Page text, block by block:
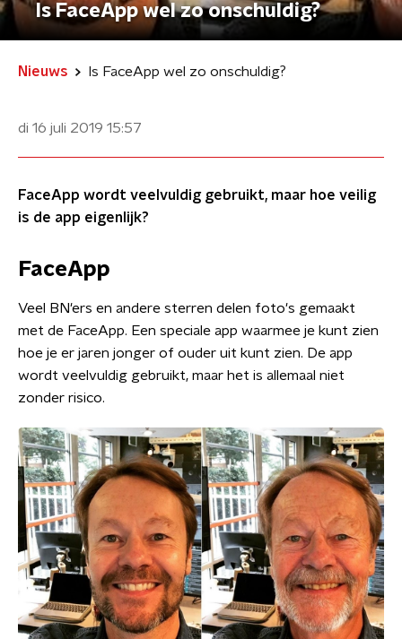
Is FaceApp wel zo onschuldig?
Nieuws Is FaceApp wel zo onschuldig?
di 16 juli 2019 15:57
FaceApp wordt veelvuldig gebruikt, maar hoe veilig
is de app eigenlijk?
FaceApp
Veel BN'ers en andere sterren delen foto's gemaakt
met de FaceApp. Een speciale app waarmee je kunt zien
hoe je er jaren jonger of ouder uit kunt zien. De app
wordt veelvuldig gebruikt, maar het is allemaal niet
zonder risico.